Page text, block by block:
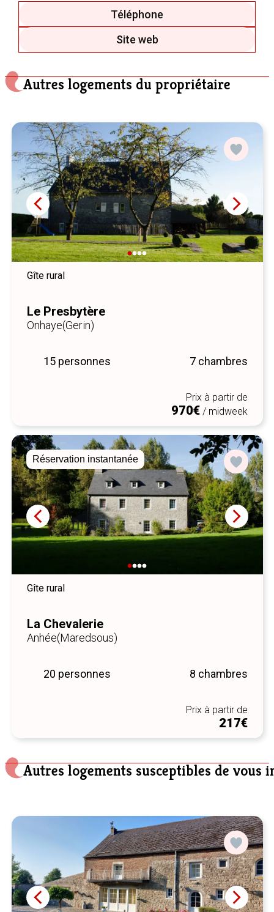
Téléphone
Site web
Autres logements du propriétaire
Gîte rural
Le Presbytère
Onhaye(Gerin)
15 personnes 7 chambres
Prix à partir de
970€/ midweek
Réservation instantanée
Gîte rural
La Chevalerie
Anhée(Maredsous)
20 personnes 8 chambres
Prix à partir de
217€
Autres logements susceptibles de vous